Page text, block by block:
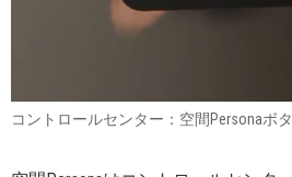
コントロールセンター：空間Personaボ